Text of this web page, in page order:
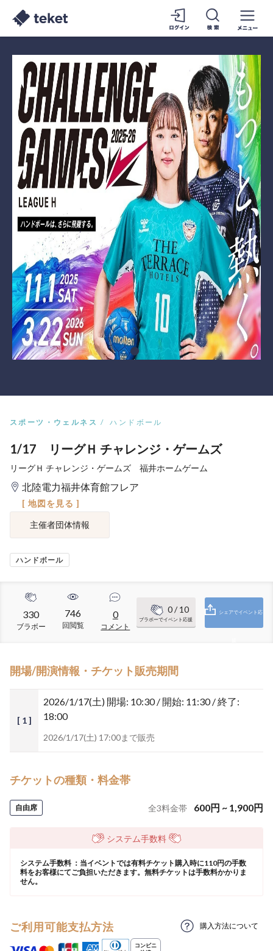
スポーツ・ウェルネス ハンドボール
1/17 リーグＨ チャレンジ・ゲームズ
リーグＨ チャレンジ・ゲームズ 福井ホームゲーム
北陸電力福井体育館フレア
[ 地図を見る ]
主催者団体情報
ハンドボール
330
ブラボー
746
回閲覧
0
コメント
0/ 10
ブラボーでイベント応援
シェアでイベント応
開場/開演情報・チケット販売期間
[ 1 ]
2026/1/17(土) 開場: 10:30 / 開始: 11:30 / 終了:
18:00
2026/1/17(土) 17:00まで販売
チケットの種類・料金帯
自由席 全3料金帯 600円 ~ 1,900円
システム手数料
システム手数料 ：当イベントでは有料チケット購入時に110円の手数
料をお客様にてご負担いただきます。無料チケットは手数料かかりま
せん。
ご利用可能支払方法 購入方法について